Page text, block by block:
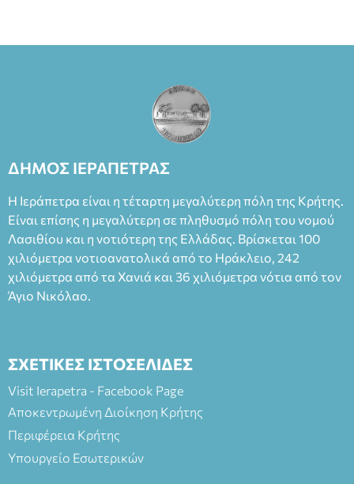
ΔΗΜΟΣ ΙΕΡΑΠΕΤΡΑΣ
Η Ιεράπετρα είναι η τέταρτη μεγαλύτερη πόλη της Κρήτης.
Είναι επίσης η μεγαλύτερη σε πληθυσμό πόλη του νομού
Λασιθίου και η νοτιότερη της Ελλάδας. Βρίσκεται 100
χιλιόμετρα νοτιοανατολικά από το Ηράκλειο, 242
χιλιόμετρα από τα Χανιά και 36 χιλιόμετρα νότια από τον
Άγιο Νικόλαο.
ΣΧΕΤΙΚΕΣ ΙΣΤΟΣΕΛΙΔΕΣ
Visit Ierapetra - Facebook Page
Αποκεντρωμένη Διοίκηση Κρήτης
Περιφέρεια Κρήτης
Υπουργείο Εσωτερικών